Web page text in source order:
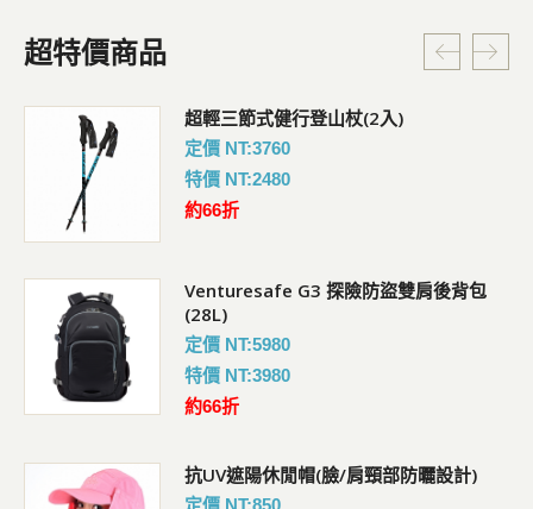
超特價商品
超輕三節式健行登山杖(2入)
定價 NT:3760
特價 NT:2480
約66折
Venturesafe G3 探險防盜雙肩後背包
(28L)
定價 NT:5980
特價 NT:3980
約66折
抗UV遮陽休閒帽(臉/肩頸部防曬設計)
定價 NT:850